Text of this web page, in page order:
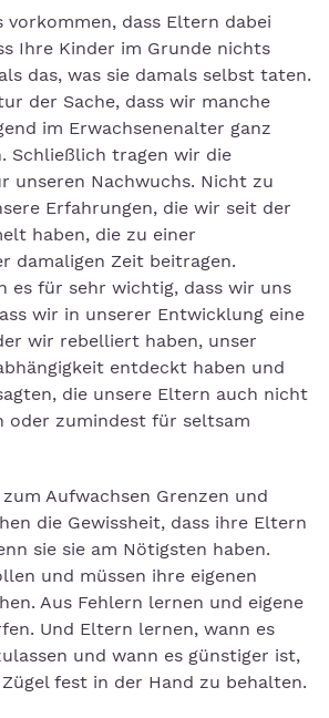
vorkommen, dass Eltern dabei
Ihre Kinder im Grunde nichts
das, was sie damals selbst taten.
der Sache, dass wir manche
im Erwachsenenalter ganz
Schließlich tragen wir die
unseren Nachwuchs. Nicht zu
Erfahrungen, die wir seit der
haben, die zu einer
damaligen Zeit beitragen.
es für sehr wichtig, dass wir uns
wir in unserer Entwicklung eine
wir rebelliert haben, unser
entdeckt haben und
die unsere Eltern auch nicht
oder zumindest für seltsam
Aufwachsen Grenzen und
die Gewissheit, dass ihre Eltern
sie sie am Nötigsten haben.
und müssen ihre eigenen
Aus Fehlern lernen und eigene
Und Eltern lernen, wann es
und wann es günstiger ist,
fest in der Hand zu behalten.